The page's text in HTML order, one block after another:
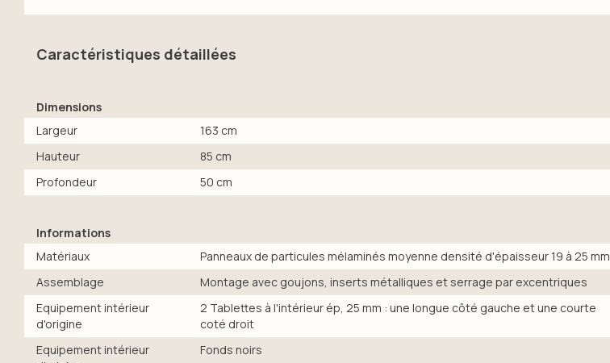
Caractéristiques détaillées
Dimensions
Largeur
163 cm
Hauteur
85 cm
Profondeur
50 cm
Informations
Matériaux
Panneaux de particules mélaminés moyenne densité d'épaisseur 19 à 25 mm
Assemblage
Montage avec goujons, inserts métalliques et serrage par excentriques
Equipement intérieur
d'origine
2 Tablettes à l'intérieur ép, 25 mm : une longue côté gauche et une courte
coté droit
Equipement intérieur
Fonds noirs